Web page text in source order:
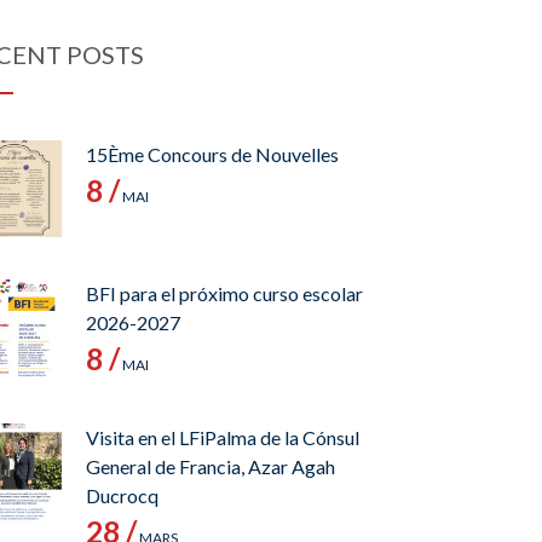
POSTS
15Ème Concours de Nouvelles
8 /MAI
BFI para el próximo curso escolar
2026-2027
8 /MAI
Visita en el LFiPalma de la Cónsul
General de Francia, Azar Agah
Ducrocq
28 /MARS